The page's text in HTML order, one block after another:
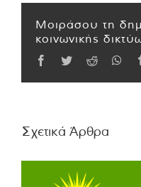
Μοιράσου τη
κοινωνικής
Facebook
TwitterReddit
Σχετικά Άρθρα